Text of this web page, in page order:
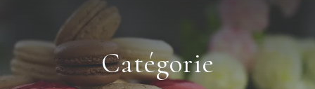
Catégorie